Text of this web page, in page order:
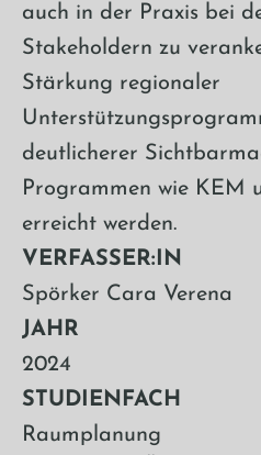
auch in der Praxis bei
Stakeholdern zu
Stärkung regionaler
deutlicherer
Programmen wie KEM
erreicht werden.
VERFASSER:IN
Spörker Cara Verena
JAHR
2024
STUDIENFACH
Raumplanung